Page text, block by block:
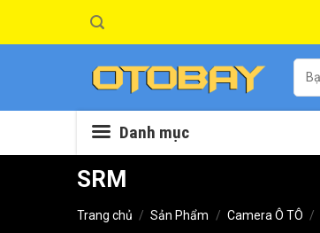
Tìm
kiếm:
Danh mục
SRM
Trang chủ / Sản Phẩm / Camera Ô TÔ /